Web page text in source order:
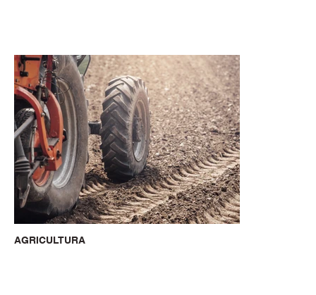
AGRICULTURA